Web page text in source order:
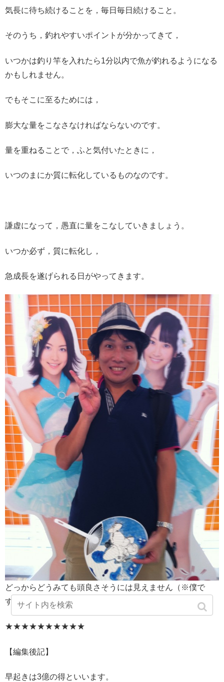
気長に待ち続けることを，毎日毎日続けること。
そのうち，釣れやすいポイントが分かってきて，
いつかは釣り竿を入れたら1分以内で魚が釣れるようになる
かもしれません。
でもそこに至るためには，
膨大な量をこなさなければならないのです。
量を重ねることで，ふと気付いたときに，
いつのまにか質に転化しているものなのです。
謙虚になって，愚直に量をこなしていきましょう。
いつか必ず，質に転化し，
急成長を遂げられる日がやってきます。
どっからどうみても頭良さそうには見えません（※僕で
す）。
★★★★★★★★★★
【編集後記】
早起きは3億の得といいます。